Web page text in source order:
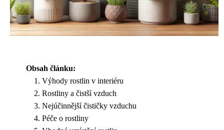
Obsah článku:
Výhody rostlin v interiéru
Rostliny a čistší vzduch
Nejúčinnější čističky vzduchu
Péče o rostliny